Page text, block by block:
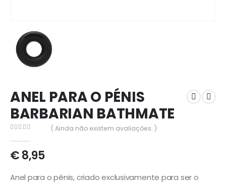
ANEL PARA O PÉNIS
BARBARIAN BATHMATE
( Ainda não existem avaliações. )
€8,95
Anel para o pénis, criado exclusivamente para ser o